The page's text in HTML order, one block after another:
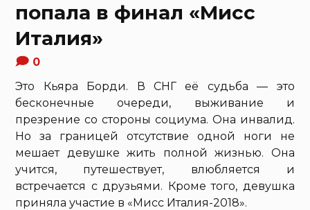
попала в финал «Мисс
Италия»
0
Это Кьяра Борди. В СНГ её судьба — это
бесконечные очереди, выживание и
презрение со стороны социума. Она инвалид.
Но за границей отсутствие одной ноги не
мешает девушке жить полной жизнью. Она
учится, путешествует, влюбляется и
встречается с друзьями. Кроме того, девушка
приняла участие в «Мисс Италия-2018».